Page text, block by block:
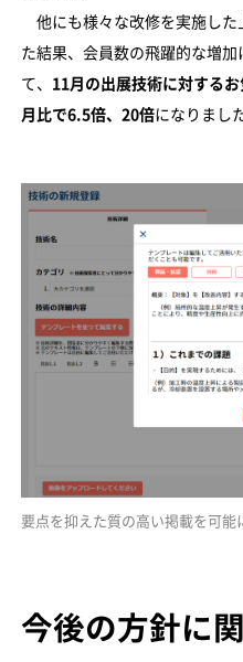
他にも様々な改修を実施した
た結果、会員数の飛躍的な増
て、 11月の出展技術に対する
月比で6.5倍、20倍になりまし
要点を抑えた質の高い掲載を可能
今後の方針に